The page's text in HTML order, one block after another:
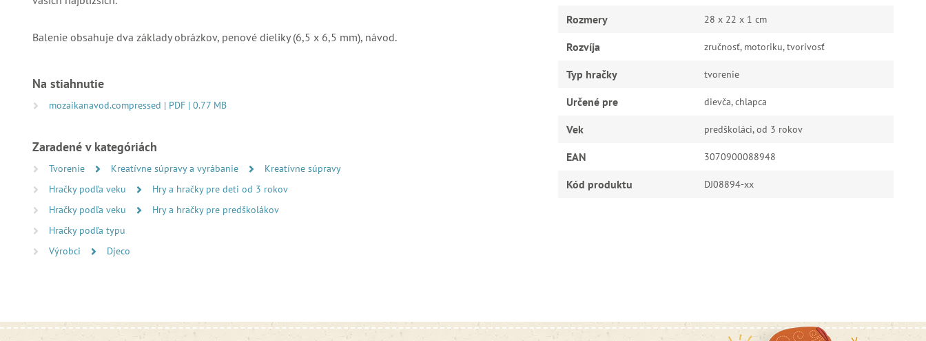
Balenie obsahuje dva základy obrázkov, penové dieliky (6,5 x 6,5 mm), návod.
Na stiahnutie
mozaikanavod.compressed | PDF | 0.77 MB
Zaradené v kategóriách
Tvorenie Kreatívne súpravy a vyrábanie
Kreatívne súpravy
Hračky podľa veku
Hry a hračky pre deti od 3 rokov
Hračky podľa veku
Hry a hračky pre predškolákov
Hračky podľa typu
Výrobci
Djeco
Rozmery 28 x 22 x 1 cm
Rozvíja zručnosť, motoriku, tvorivosť
Typ hračky tvorenie
Určené pre dievča, chlapca
Vek predškoláci, od 3 rokov
EAN 3070900088948
Kód produktu DJ08894-xx